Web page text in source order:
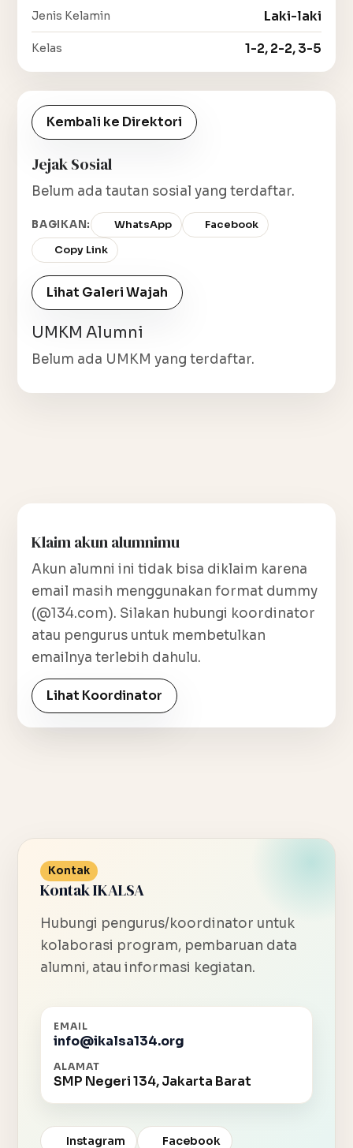
Jenis Kelamin Laki-laki
Kelas 1-2, 2-2, 3-5
Kembali ke Direktori
Jejak Sosial
Belum ada tautan sosial yang terdaftar.
BAGIKAN: WhatsApp
Facebook
Copy Link
Lihat Galeri Wajah
UMKM Alumni
Belum ada UMKM yang terdaftar.
Klaim akun alumnimu
Akun alumni ini tidak bisa diklaim karena
email masih menggunakan format dummy
(@134.com). Silakan hubungi koordinator
atau pengurus untuk membetulkan
emailnya terlebih dahulu.
Lihat Koordinator
Kontak
Kontak IKALSA
Hubungi pengurus/koordinator untuk
kolaborasi program, pembaruan data
alumni, atau informasi kegiatan.
EMAIL
info@ikalsa134.org
ALAMAT
SMP Negeri 134, Jakarta Barat
Instagram Facebook